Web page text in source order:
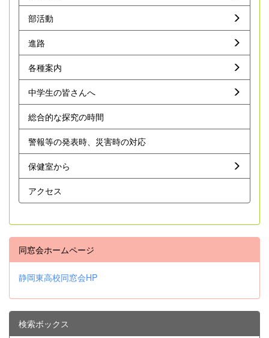
部活動
進路
各種案内
中学生の皆さんへ
総合的な探究の時間
警報等の発表時、災害時の対応
保健室から
アクセス
同窓会ホームページ
静岡東高校同窓会HP
検索ボックス